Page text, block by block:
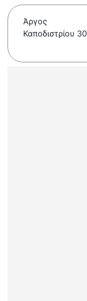
Άργος
Καποδιστρίου 30